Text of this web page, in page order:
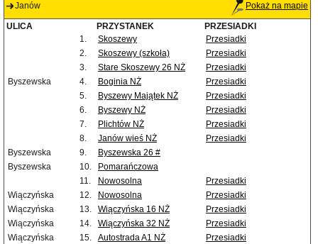
Janów Pokaż na mapie
ULICA PRZYSTANEK
PRZESIADKI
1.
Skoszewy
Przesiadki
2.
Skoszewy (szkoła)
Przesiadki
3.
Stare Skoszewy 26 NŻ
Przesiadki
Byszewska
4. Boginia NŻ
Przesiadki
5.
Byszewy Majątek NŻ
Przesiadki
6.
Byszewy NŻ
Przesiadki
7.
Plichtów NŻ
Przesiadki
8.
Janów wieś NŻ
Przesiadki
Byszewska
9.
Byszewska 26 #
Byszewska
10.
Pomarańczowa
11.
Nowosolna
Przesiadki
Wiączyńska
12. Nowosolna
Przesiadki
Wiączyńska
13. Wiączyńska 16 NŻ
Przesiadki
Wiączyńska
14. Wiączyńska 32 NŻ
Przesiadki
Wiączyńska
15. Autostrada A1 NŻ
Przesiadki